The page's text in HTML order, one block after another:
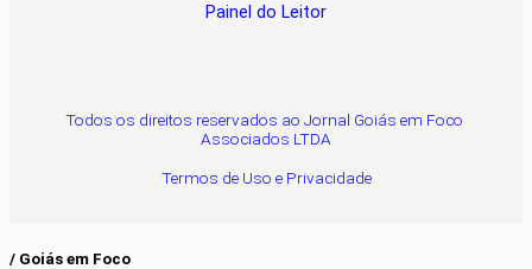
Painel do Leitor
Todos os direitos reservados ao Jornal Goiás em Foco
Associados LTDA
Termos de Uso e Privacidade
/ Goiás em Foco